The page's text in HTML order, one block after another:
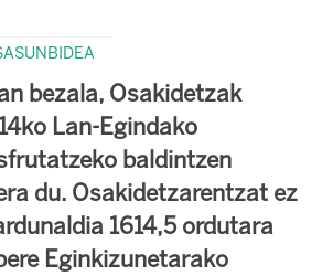
bezala, Osakidetzak
Lan-Egindako
baldintzen
du. Osakidetzarentzat ez
1614,5 ordutara
Eginkizunetarako